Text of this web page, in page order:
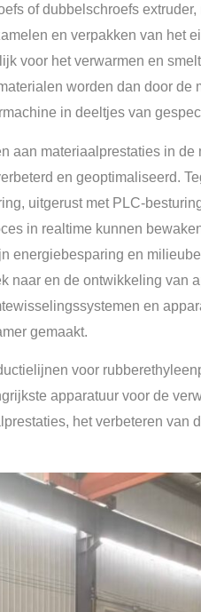
of dubbelschroefs
en verpakken van het
voor het verwarmen en
worden dan door de
in deeltjes van
aan materiaalprestaties in
en geoptimaliseerd.
uitgerust met PLC-
in realtime kunnen
energiebesparing en
naar en de ontwikkeling van
en
gemaakt.
voor
apparatuur voor de
het verbeteren van